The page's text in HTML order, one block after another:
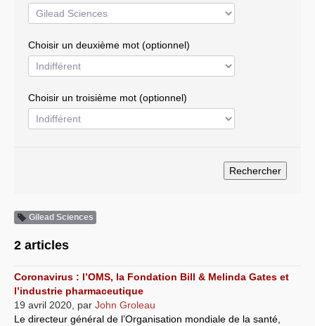
Gouvernance mondiale & mondialisation
Résistances
Systèmes & société sous contrôle
Choisir un deuxième mot (optionnel)
Choisir un troisième mot (optionnel)
Gilead Sciences
2 articles
Coronavirus : l’OMS, la Fondation Bill & Melinda Gates et
l’industrie pharmaceutique
19 avril 2020 par John Groleau
Le directeur général de l’Organisation mondiale de la santé,